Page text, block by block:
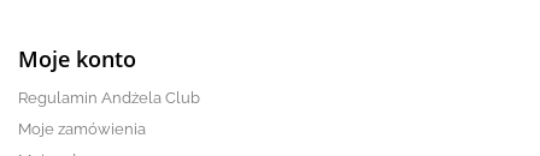
Moje konto
Regulamin Andżela Club
Moje zamówienia